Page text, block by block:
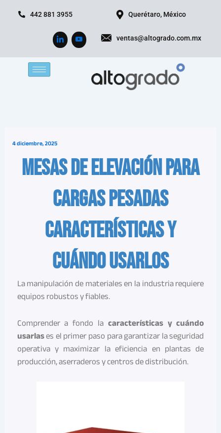
442 881 3955
ventas@altogrado.com.mx
Querétaro, México
4 diciembre, 2025
Mesas de elevación para
cargas pesadas
características y
cuándo usarlos
La manipulación de materiales en la industria requiere
equipos robustos y fiables.
Comprender a fondo la características y cuándo
usarlases el primer paso para garantizar la seguridad
operativa y maximizar la eficiencia en plantas de
producción, aserraderos y centros de distribución.